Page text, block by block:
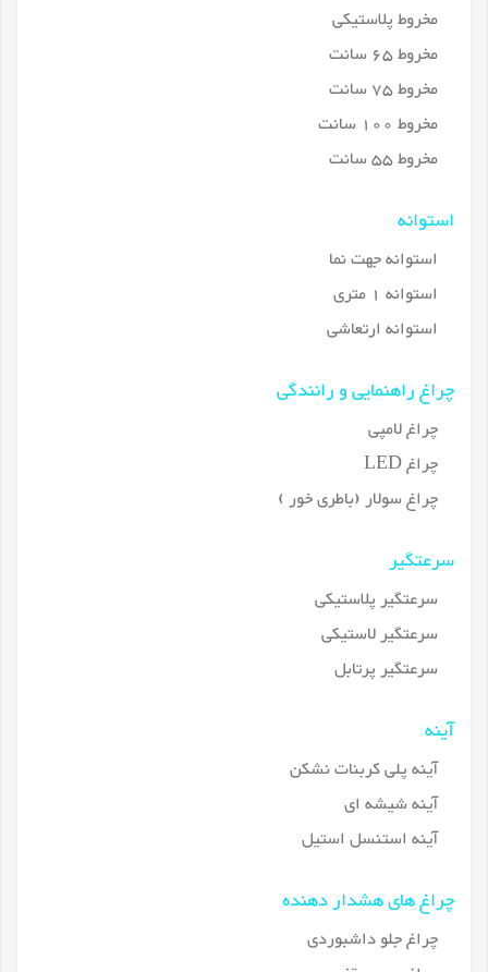
مخروط پلاستیکی
مخروط 65 سانت
مخروط 75 سانت
مخروط 100 سانت
مخروط 55 سانت
استوانه
استوانه جهت نما
استوانه 1 متری
استوانه ارتعاشی
چراغ راهنمایی و رانندگی
چراغ لامپی
چراغ LED
چراغ سولار (باطری خور )
سرعتگیر
سرعتگیر پلاستیکی
سرعتگیر لاستیکی
سرعتگیر پرتابل
آینه
آینه پلی کربنات نشکن
آینه شیشه ای
آینه استنسل استیل
چراغ های هشدار دهنده
چراغ جلو داشبوردی